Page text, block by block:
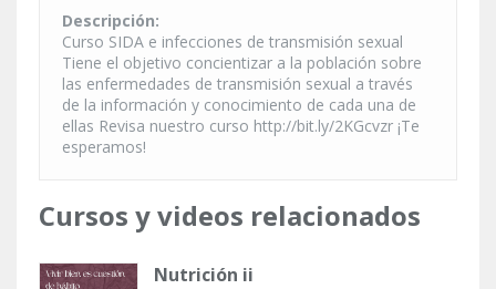
Descripción:
Curso SIDA e infecciones de transmisión sexual
Tiene el objetivo concientizar a la población sobre
las enfermedades de transmisión sexual a través
de la información y conocimiento de cada una de
ellas Revisa nuestro curso http://bit.ly/2KGcvzr ¡Te
esperamos!
Cursos y videos relacionados
Nutrición ii